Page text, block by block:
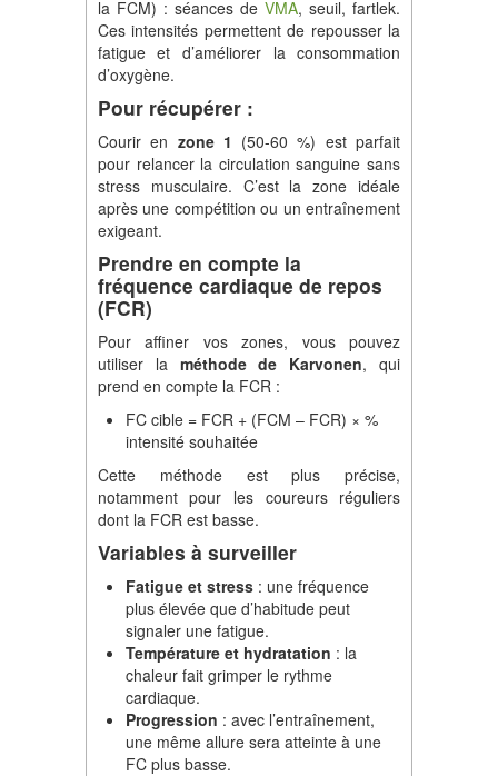
la FCM) : séances deVMA, seuil, fartlek.
Ces intensités permettent de repousser la
fatigue et d’améliorer la consommation
d’oxygène.
Pour récupérer :
Courir en zone 1 (50-60 %) est parfait
pour relancer la circulation sanguine sans
stress musculaire. C’est la zone idéale
après une compétition ou un entraînement
exigeant.
Prendre en compte la
fréquence cardiaque de repos
(FCR)
Pour affiner vos zones, vous pouvez
utiliser la méthode de Karvonen, qui
prend en compte la FCR :
FC cible = FCR + (FCM – FCR) × %
intensité souhaitée
Cette méthode est plus précise,
notamment pour les coureurs réguliers
dont la FCR est basse.
Variables à surveiller
Fatigue et stress: une fréquence
plus élevée que d’habitude peut
signaler une fatigue.
Température et hydratation : la
chaleur fait grimper le rythme
cardiaque.
Progression : avec l’entraînement,
une même allure sera atteinte à une
FC plus basse.